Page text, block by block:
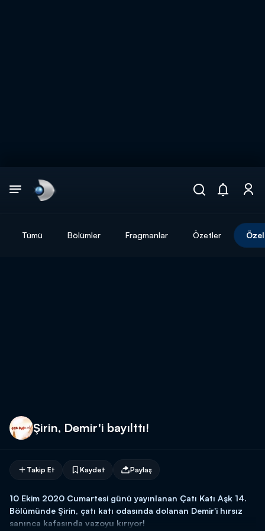
Tümü Bölümler Fragmanlar Özetler
Şirin, Demir'i bayılttı!
Takip Et Kaydet Paylaş
10 Ekim 2020 Cumartesi günü yayınlanan Çatı Katı Aşk 14.
Bölümünde Şirin, çatı katı odasında dolanan Demir'i hırsız
sanınca kafasında vazoyu kırıyor!